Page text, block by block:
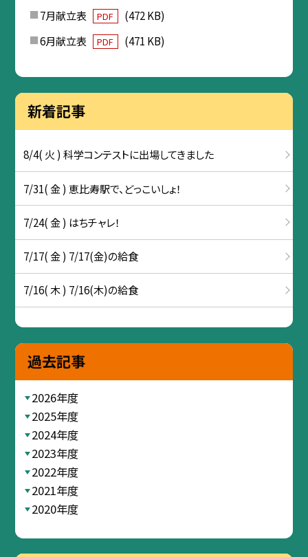
7月献立表 PDF
(472 KB)
6月献立表
PDF (471 KB)
新着記事
8/4( 火 ) 科学コンテストに出場してきました
7/31( 金 ) 恵比寿駅で、どっこいしょ！
7/24( 金 ) はちチャレ！
7/17( 金 ) 7/17(金)の給食
7/16( 木 ) 7/16(木)の給食
過去記事
2026年度
2025年度
2024年度
2023年度
2022年度
2021年度
2020年度